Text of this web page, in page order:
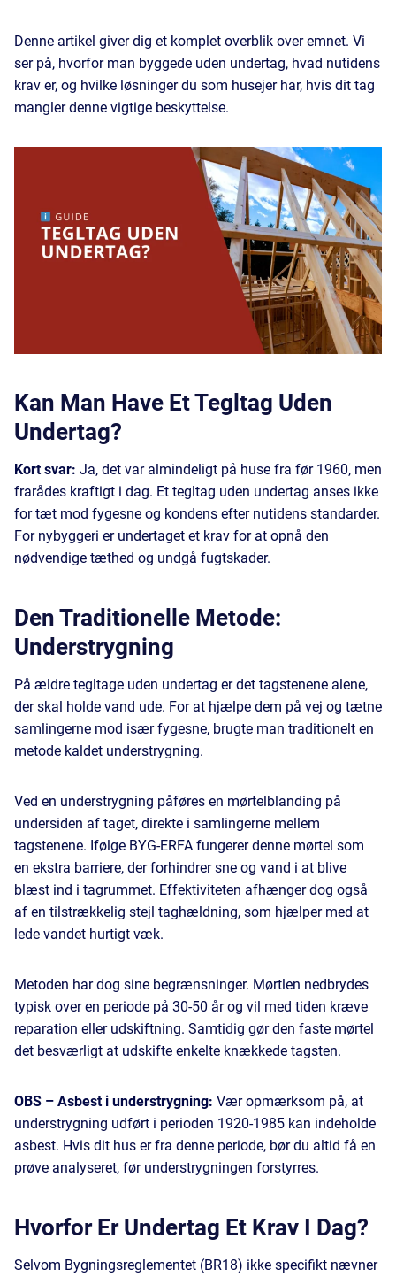
Denne artikel giver dig et komplet overblik over emnet. Vi
ser på, hvorfor man byggede uden undertag, hvad nutidens
krav er, og hvilke løsninger du som husejer har, hvis dit tag
mangler denne vigtige beskyttelse.
Kan Man Have Et Tegltag Uden
Undertag?
Kort svar: Ja, det var almindeligt på huse fra før 1960, men
frarådes kraftigt i dag. Et tegltag uden undertag anses ikke
for tæt mod fygesne og kondens efter nutidens standarder.
For nybyggeri er undertaget et krav for at opnå den
nødvendige tæthed og undgå fugtskader.
Den Traditionelle Metode:
Understrygning
På ældre tegltage uden undertag er det tagstenene alene,
der skal holde vand ude. For at hjælpe dem på vej og tætne
samlingerne mod især fygesne, brugte man traditionelt en
metode kaldet understrygning.
Ved en understrygning påføres en mørtelblanding på
undersiden af taget, direkte i samlingerne mellem
tagstenene. Ifølge BYG-ERFA fungerer denne mørtel som
en ekstra barriere, der forhindrer sne og vand i at blive
blæst ind i tagrummet. Effektiviteten afhænger dog også
af en tilstrækkelig stejl taghældning, som hjælper med at
lede vandet hurtigt væk.
Metoden har dog sine begrænsninger. Mørtlen nedbrydes
typisk over en periode på 30-50 år og vil med tiden kræve
reparation eller udskiftning. Samtidig gør den faste mørtel
det besværligt at udskifte enkelte knækkede tagsten.
OBS – Asbest i understrygning: Vær opmærksom på, at
understrygning udført i perioden 1920-1985 kan indeholde
asbest. Hvis dit hus er fra denne periode, bør du altid få en
prøve analyseret, før understrygningen forstyrres.
Hvorfor Er Undertag Et Krav I Dag?
Selvom Bygningsreglementet (BR18) ikke specifikt nævner